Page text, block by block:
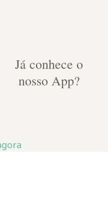
Já conhece o
nosso App?